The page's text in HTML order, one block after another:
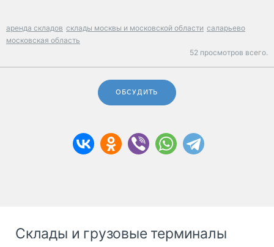
аренда складов склады москвы и московской области саларьево
московская область
52 просмотров всего.
ОБСУДИТЬ
Склады и грузовые терминалы